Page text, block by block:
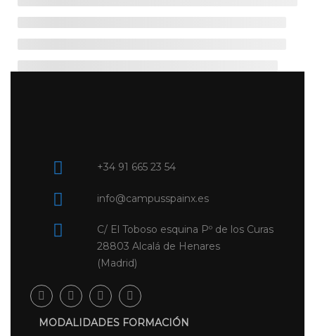
+34 91 665 23 54
info@campusspainx.es
C/ El Toboso esquina Pº de los Curas
28803 Alcalá de Henares
(Madrid)
MODALIDADES FORMACIÓN